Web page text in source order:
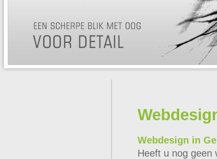
Webdesign in
Heeft u nog geen